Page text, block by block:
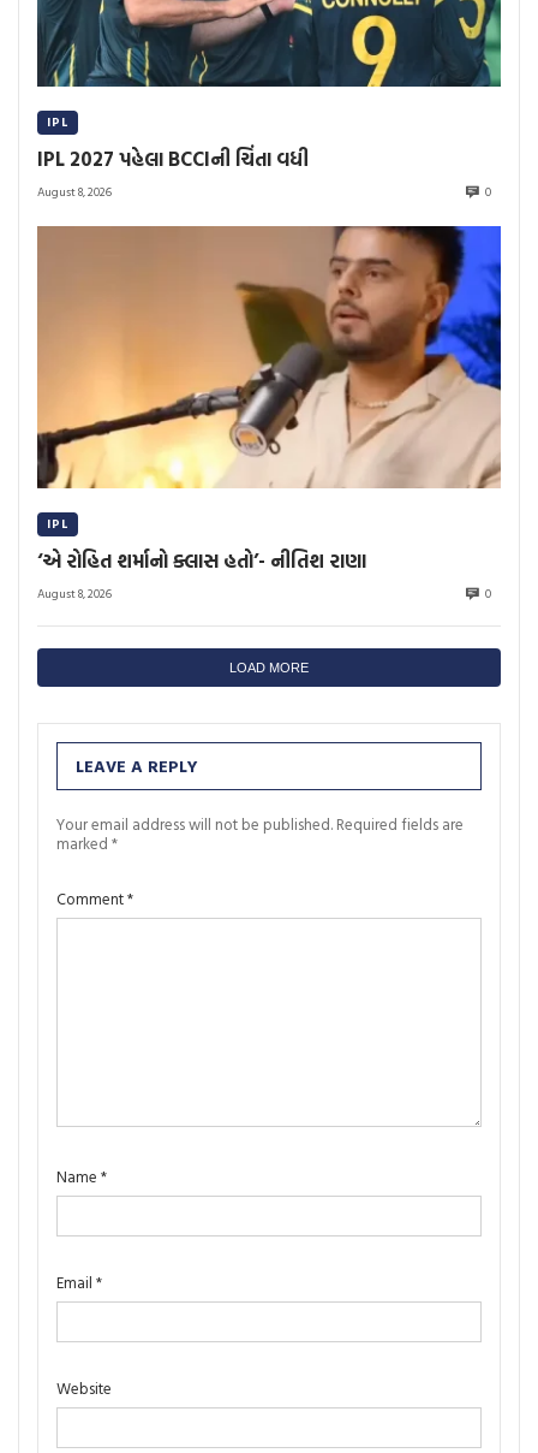
IPL
IPL 2027 પહેલા BCCIની ચિંતા વધી
August 8, 2026 0
IPL
‘એ રોહિત શર્માનો ક્લાસ હતો’- નીતિશ રાણા
August 8, 2026 0
LOAD MORE
LEAVE A REPLY
Your email address will not be published. Required fields are
marked *
Comment*
Name *
Email *
Website